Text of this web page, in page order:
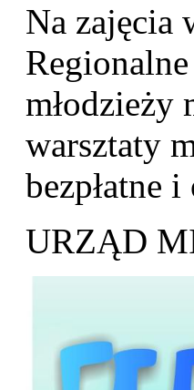
Na zajęcia
młodzieży
warsztaty
bezpłatne
URZĄD